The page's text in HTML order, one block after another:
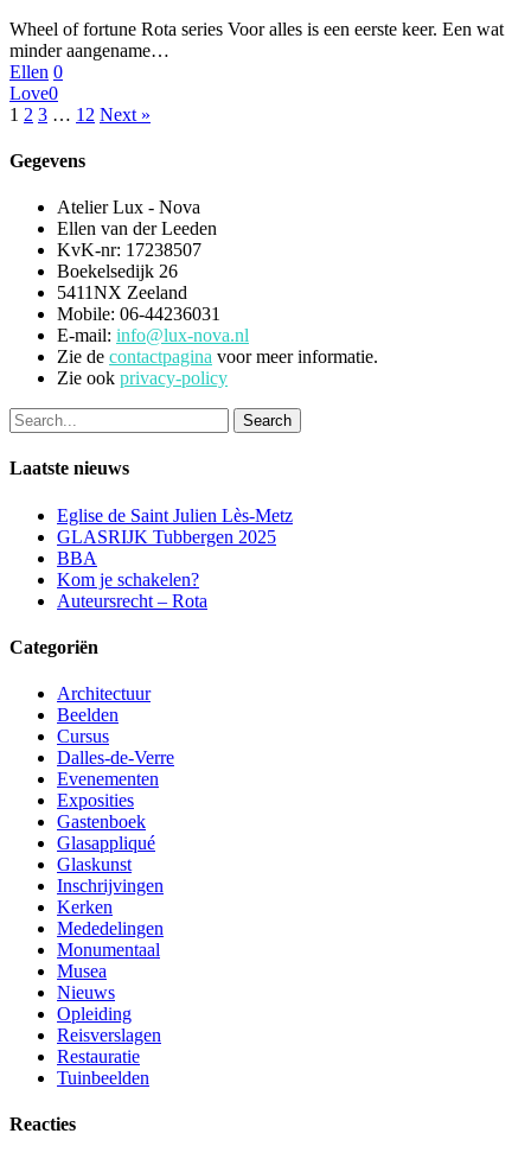
Wheel of fortune Rota series Voor alles is een eerste keer. Een wat
minder aangename…
Ellen 0
Love0
1 2 3 … 12 Next »
Gegevens
Atelier Lux - Nova
Ellen van der Leeden
KvK-nr: 17238507
Boekelsedijk 26
5411NX Zeeland
Mobile: 06-44236031
E-mail: info@lux-nova.nl
Zie de contactpagina voor meer informatie.
Zie ook privacy-policy
Search
Laatste nieuws
Eglise de Saint Julien Lès-Metz
GLASRIJK Tubbergen 2025
BBA
Kom je schakelen?
Auteursrecht – Rota
Categoriën
Architectuur
Beelden
Cursus
Dalles-de-Verre
Evenementen
Exposities
Gastenboek
Glasappliqué
Glaskunst
Inschrijvingen
Kerken
Mededelingen
Monumentaal
Musea
Nieuws
Opleiding
Reisverslagen
Restauratie
Tuinbeelden
Reacties